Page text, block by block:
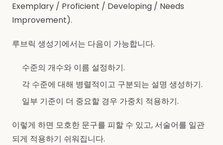
Exemplary / Proficient / Developing / Needs
Improvement).
루브릭 생성기에서는 다음이 가능합니다.
수준의 개수와 이름 설정하기.
각 수준에 대해 병렬적이고 구분되는 설명 생성하기.
일부 기준이 더 중요할 경우 가중치 적용하기.
이렇게 하면 모호한 문구를 피할 수 있고, 서술어를 일관
되게 적용하기 쉬워집니다.